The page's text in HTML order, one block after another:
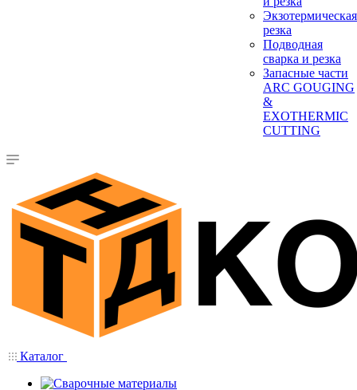
Экзотермическая
резка
Подводная
сварка и резка
Запасные части
ARC GOUGING
&
EXOTHERMIC
CUTTING
Каталог